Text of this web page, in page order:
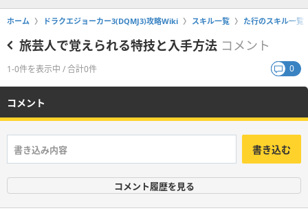
ホーム ドラクエジョーカー3(DQMJ3)攻略Wiki スキル一覧 た行のスキル一覧
旅芸人で覚えられる特技と入手方法 コメント
1-0件を表示中 / 合計0件 0
コメント
書き込む
コメント履歴を見る